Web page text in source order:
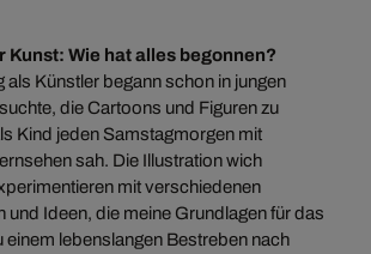
Kunst: Wie hat alles begonnen?
als Künstler begann schon in jungen
die Cartoons und Figuren zu
Kind jeden Samstagmorgen mit
sah. Die Illustration wich
mit verschiedenen
und Ideen, die meine Grundlagen für das
einem lebenslangen Bestreben nach